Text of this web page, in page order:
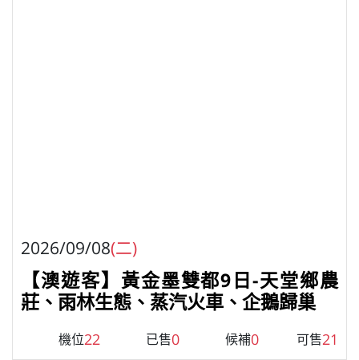
2026/09/08(二)
【澳遊客】黃金墨雙都9日-天堂鄉農
莊、雨林生態、蒸汽火車、企鵝歸巢
機位22 已售0 候補0 可售21